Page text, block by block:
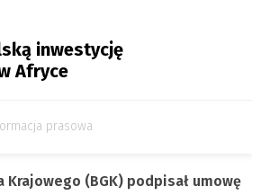
inwestycję
Afryce
prasowa
Krajowego (BGK) podpisał umowę